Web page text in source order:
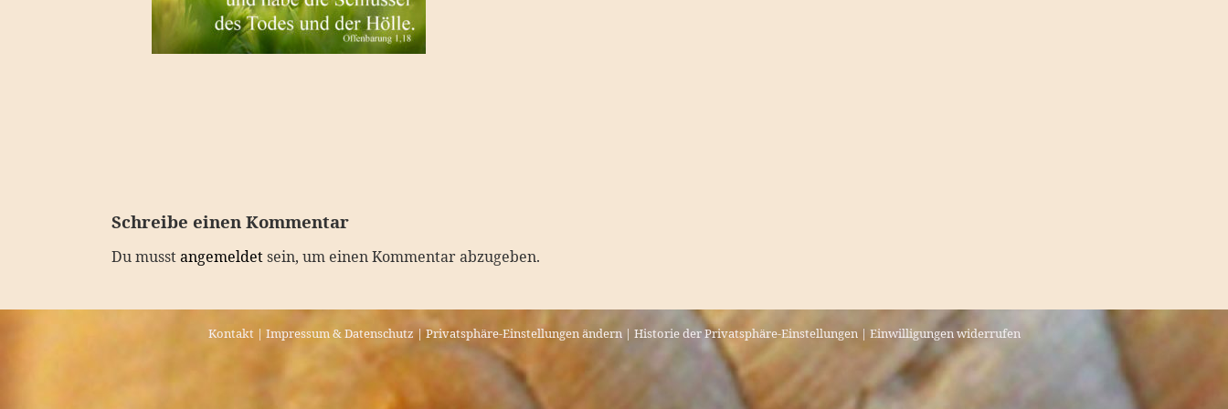
Schreibe einen Kommentar
Du musstangemeldetsein, um einen Kommentar abzugeben.
Kontakt| Impressum & Datenschutz|Privatsphäre-Einstellungen ändern| Historie der Privatsphäre-Einstellungen| Einwilligungen widerrufen